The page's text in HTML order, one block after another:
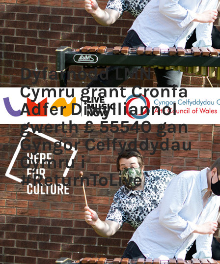
Dyfarnodd LMN
Cymru grant Cronfa
Adfer Diwylliannol
gwerth £ 55540 gan
Gyngor Celfyddydau
Cymru i
#ReturnToLive